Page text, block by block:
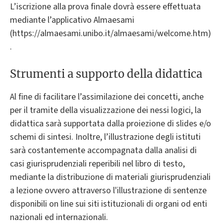
L’iscrizione alla prova finale dovrà essere effettuata
mediante l’applicativo Almaesami
(https://almaesami.unibo.it/almaesami/welcome.htm)
.
Strumenti a supporto della didattica
Al fine di facilitare l’assimilazione dei concetti, anche
per il tramite della visualizzazione dei nessi logici, la
didattica sarà supportata dalla proiezione di slides e/o
schemi di sintesi. Inoltre, l’illustrazione degli istituti
sarà costantemente accompagnata dalla analisi di
casi giurisprudenziali reperibili nel libro di testo,
mediante la distribuzione di materiali giurisprudenziali
a lezione ovvero attraverso l'illustrazione di sentenze
disponibili on line sui siti istituzionali di organi od enti
nazionali ed internazionali.